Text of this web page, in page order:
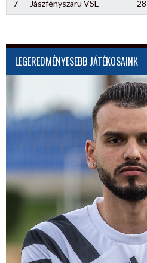
7 Jászfényszaru VSE 28
LEGEREDMÉNYESEBB JÁTÉKOSAINK